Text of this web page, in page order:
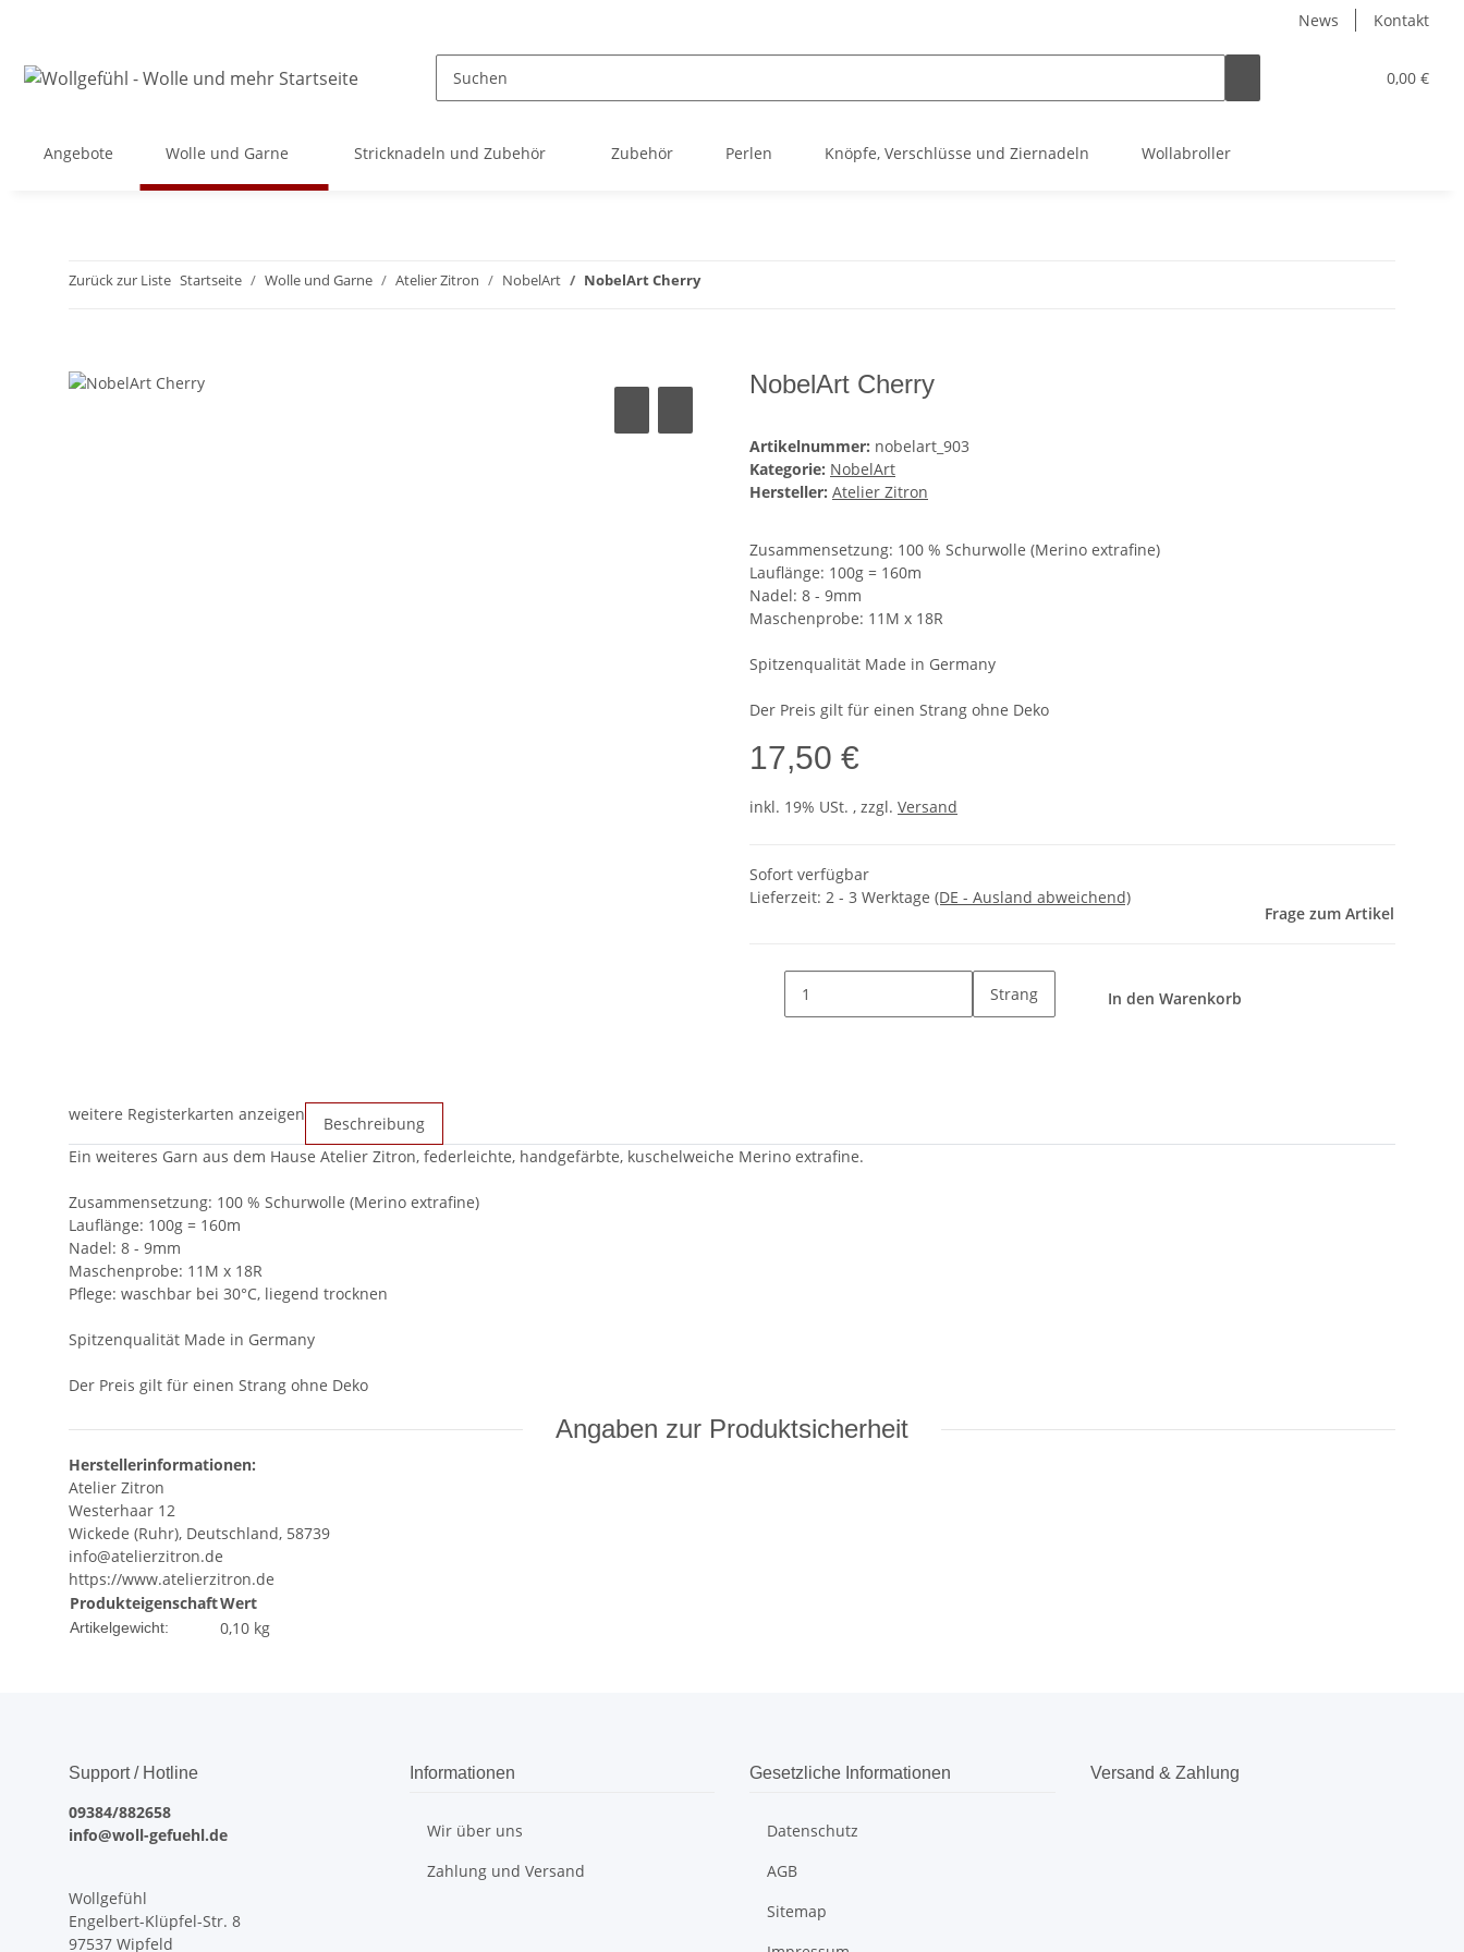
News Kontakt
0,00 €
Angebote Wolle und Garne Stricknadeln und Zubehör Zubehör Perlen Knöpfe, Verschlüsse und Ziernadeln Wollabroller
Zurück zur Liste Startseite Wolle und Garne Atelier Zitron NobelArt NobelArt Cherry
NobelArt Cherry
Artikelnummer: nobelart_903
Kategorie: NobelArt
Hersteller: Atelier Zitron
Zusammensetzung: 100 % Schurwolle (Merino extrafine)
Lauflänge: 100g = 160m
Nadel: 8 - 9mm
Maschenprobe: 11M x 18R
Spitzenqualität Made in Germany
Der Preis gilt für einen Strang ohne Deko
17,50 €
inkl. 19% USt. , zzgl. Versand
Sofort verfügbar
Lieferzeit: 2 - 3 Werktage (DE - Ausland abweichend)
Frage zum Artikel
Strang In den Warenkorb
weitere Registerkarten anzeigen
Beschreibung
Ein weiteres Garn aus dem Hause Atelier Zitron, federleichte, handgefärbte, kuschelweiche Merino extrafine.
Zusammensetzung: 100 % Schurwolle (Merino extrafine)
Lauflänge: 100g = 160m
Nadel: 8 - 9mm
Maschenprobe: 11M x 18R
Pflege: waschbar bei 30°C, liegend trocknen
Spitzenqualität Made in Germany
Der Preis gilt für einen Strang ohne Deko
Angaben zur Produktsicherheit
Herstellerinformationen:
Atelier Zitron
Westerhaar 12
Wickede (Ruhr), Deutschland, 58739
info@atelierzitron.de
https://www.atelierzitron.de
ProdukteigenschaftWert
Artikelgewicht: 0,10 kg
Support / Hotline
09384/882658
info@woll-gefuehl.de
Wollgefühl
Engelbert-Klüpfel-Str. 8
97537 Wipfeld
Informationen
Wir über uns
Zahlung und Versand
Gesetzliche Informationen
Datenschutz
AGB
Sitemap
Versand & Zahlung